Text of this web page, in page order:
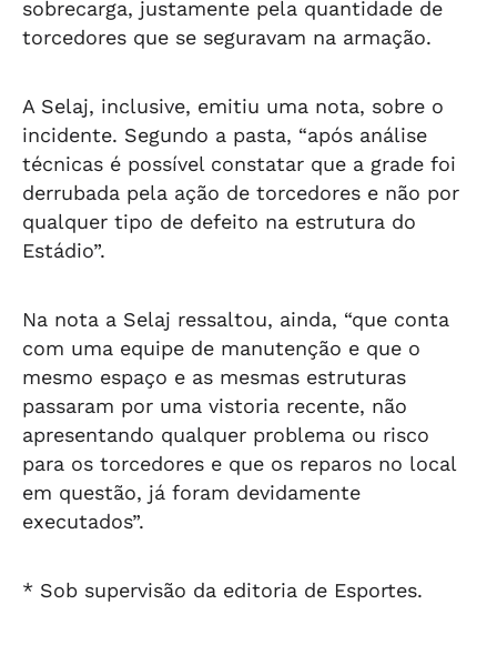
sobrecarga, justamente pela quantidade de
torcedores que se seguravam na armação.
A Selaj, inclusive, emitiu uma nota, sobre o
incidente. Segundo a pasta, “após análise
técnicas é possível constatar que a grade foi
derrubada pela ação de torcedores e não por
qualquer tipo de defeito na estrutura do
Estádio”.
Na nota a Selaj ressaltou, ainda, “que conta
com uma equipe de manutenção e que o
mesmo espaço e as mesmas estruturas
passaram por uma vistoria recente, não
apresentando qualquer problema ou risco
para os torcedores e que os reparos no local
em questão, já foram devidamente
executados”.
* Sob supervisão da editoria de Esportes.